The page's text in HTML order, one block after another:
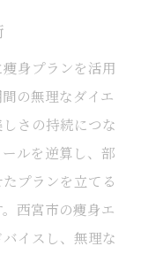
身プランを活用
の無理なダイエ
さの持続につな
ルを逆算し、部
プランを立てる
西宮市の痩身エ
イスし、無理な